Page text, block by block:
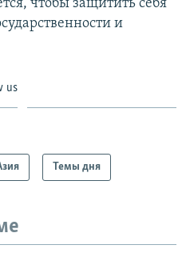
чтобы защитить себя
и
us
Темы дня